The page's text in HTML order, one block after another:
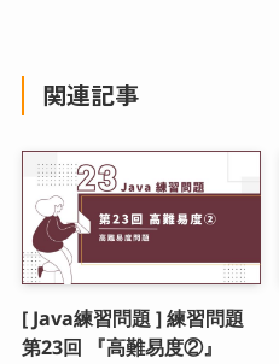
関連記事
[ Java練習問題 ] 練習問題
第23回 『高難易度②』